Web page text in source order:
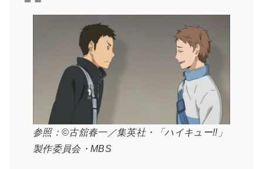
参照：©古舘春一／集英社・「ハイキュー!!」
製作委員会・MBS